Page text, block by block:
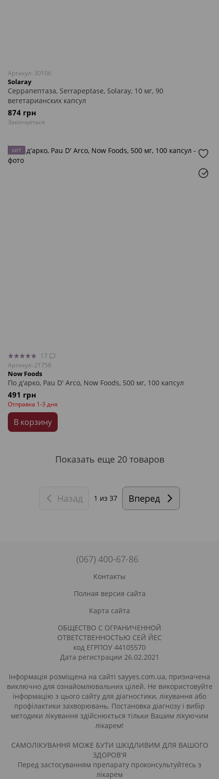
Артикул: 30106
Solaray
Серрапептаза, Serrapeptase, Solaray, 10 мг, 90
вегетарианских капсул
874 грн
Закінчується
ХИТ
17
Артикул: 21758
Now Foods
По д'арко, Pau D' Arco, Now Foods, 500 мг, 100 капсул
491 грн
Отправка 1-3 дня
В корзину
Показать еще 20 товаров
Назад 1 из 37 Вперед
(067) 400-67-86
Контакты
Полная версия сайта
Карта сайта
ОБЩЕСТВО С ОГРАНИЧЕННОЙ
ОТВЕТСТВЕННОСТЬЮ СЕЙ ЙЕС
код ЕГРПОУ 44105570
Дата регистрации 26.02.2021
Інформація розміщена на сайті sayyes.com.ua, призначена
виключно для ознайомлювальних цілей. Не використовуйте
інформацію з цього сайту для діагностики, лікування або
профілактики захворювань. Постановка діагнозу і вибір
методики лікування здійснюється тільки Вашим лікуючим
лікарем!
САМОЛІКУВАННЯ МОЖЕ БУТИ ШКІДЛИВИМ ДЛЯ ВАШОГО
ЗДОРОВ'Я
Перед застосуванням препарату проконсультуйтесь з
лікарем